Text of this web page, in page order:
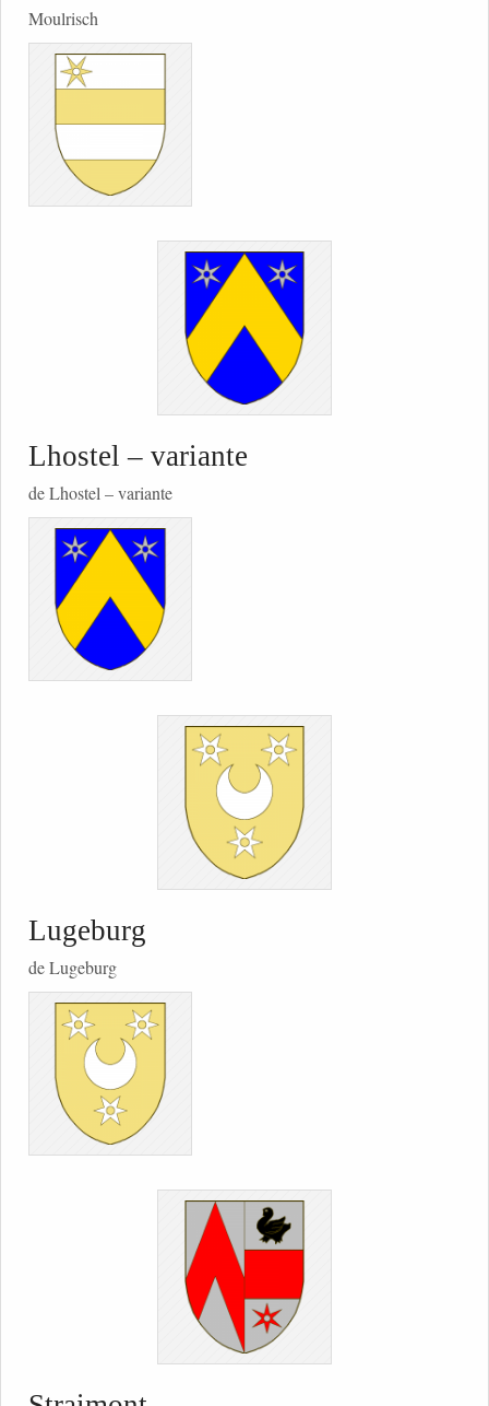
Moulrisch
Lhostel – variante
de Lhostel – variante
Lugeburg
de Lugeburg